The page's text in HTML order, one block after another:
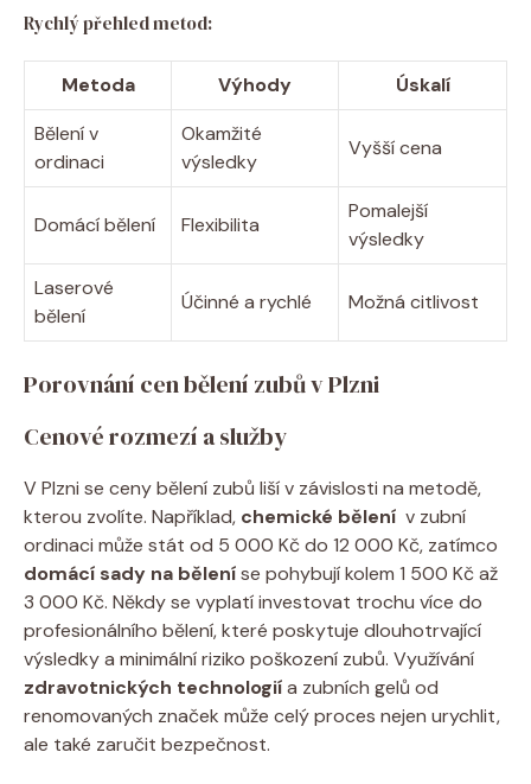
Rychlý přehled metod:
Metoda Výhody
Úskalí
Bělení v
ordinaci
Okamžité
výsledky
Vyšší cena
Domácí bělení Flexibilita
Pomalejší
výsledky
Laserové
bělení
Účinné a rychlé Možná citlivost
Porovnání cen bělení zubů v Plzni
Cenové rozmezí a služby
V‍ Plzni ‌se ceny bělení zubů liší v závislosti na ⁤metodě,
‌kterou zvolíte. Například, chemické bělení ⁢ v zubní
ordinaci⁢ může‌ stát od 5 000 Kč do 12 000 Kč, zatímco​
domácí sady na běleníse pohybují kolem 1‌ 500 Kč až
3 000 Kč. Někdy se vyplatí investovat​ trochu ‍více do
profesionálního bělení, které poskytuje dlouhotrvající ​
výsledky a minimální⁤ riziko poškození zubů.⁢ Využívání
zdravotnických technologiía zubních gelů od
renomovaných značek​ může celý proces nejen urychlit,
ale také zaručit bezpečnost.